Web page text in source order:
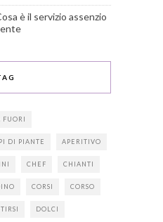
è il servizio assenzio
FUORI
DI PIANTE APERITIVO
CHEF CHIANTI
CORSI CORSO
DOLCI